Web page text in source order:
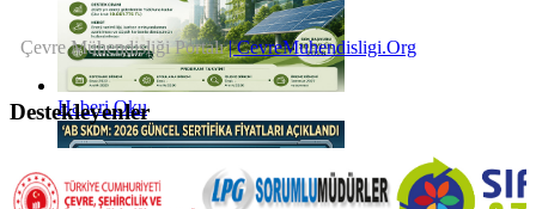
Haberi Oku
Çevre Mühendisliği Portalı| CevreMuhendisligi.Org
Destekleyenler